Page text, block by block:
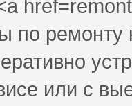
по ремонту
или с